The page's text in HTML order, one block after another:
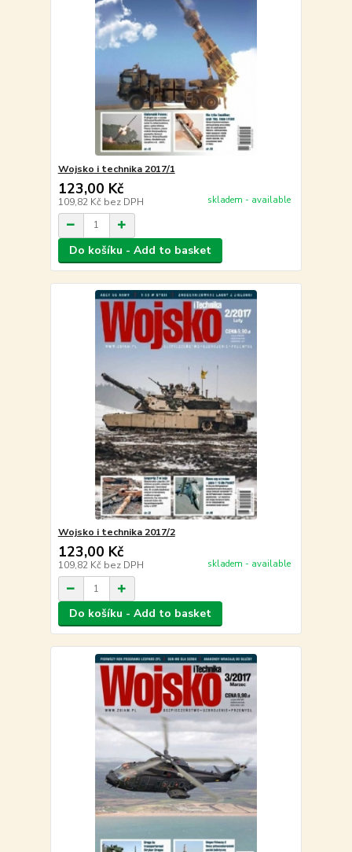
Wojsko i technika 2017/1
123,00 Kč
109,82 Kč bez DPH skladem - available
Do košíku - Add to basket
Wojsko i technika 2017/2
123,00 Kč
109,82 Kč bez DPH skladem - available
Do košíku - Add to basket